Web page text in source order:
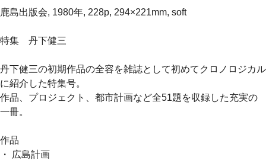
鹿島出版会, 1980年, 228p, 294×221mm, soft
特集 丹下健三
丹下健三の初期作品の全容を雑誌として初めてクロノロジカル
に紹介した特集号。
作品、プロジェクト、都市計画など全51題を収録した充実の
一冊。
作品
・ 広島計画